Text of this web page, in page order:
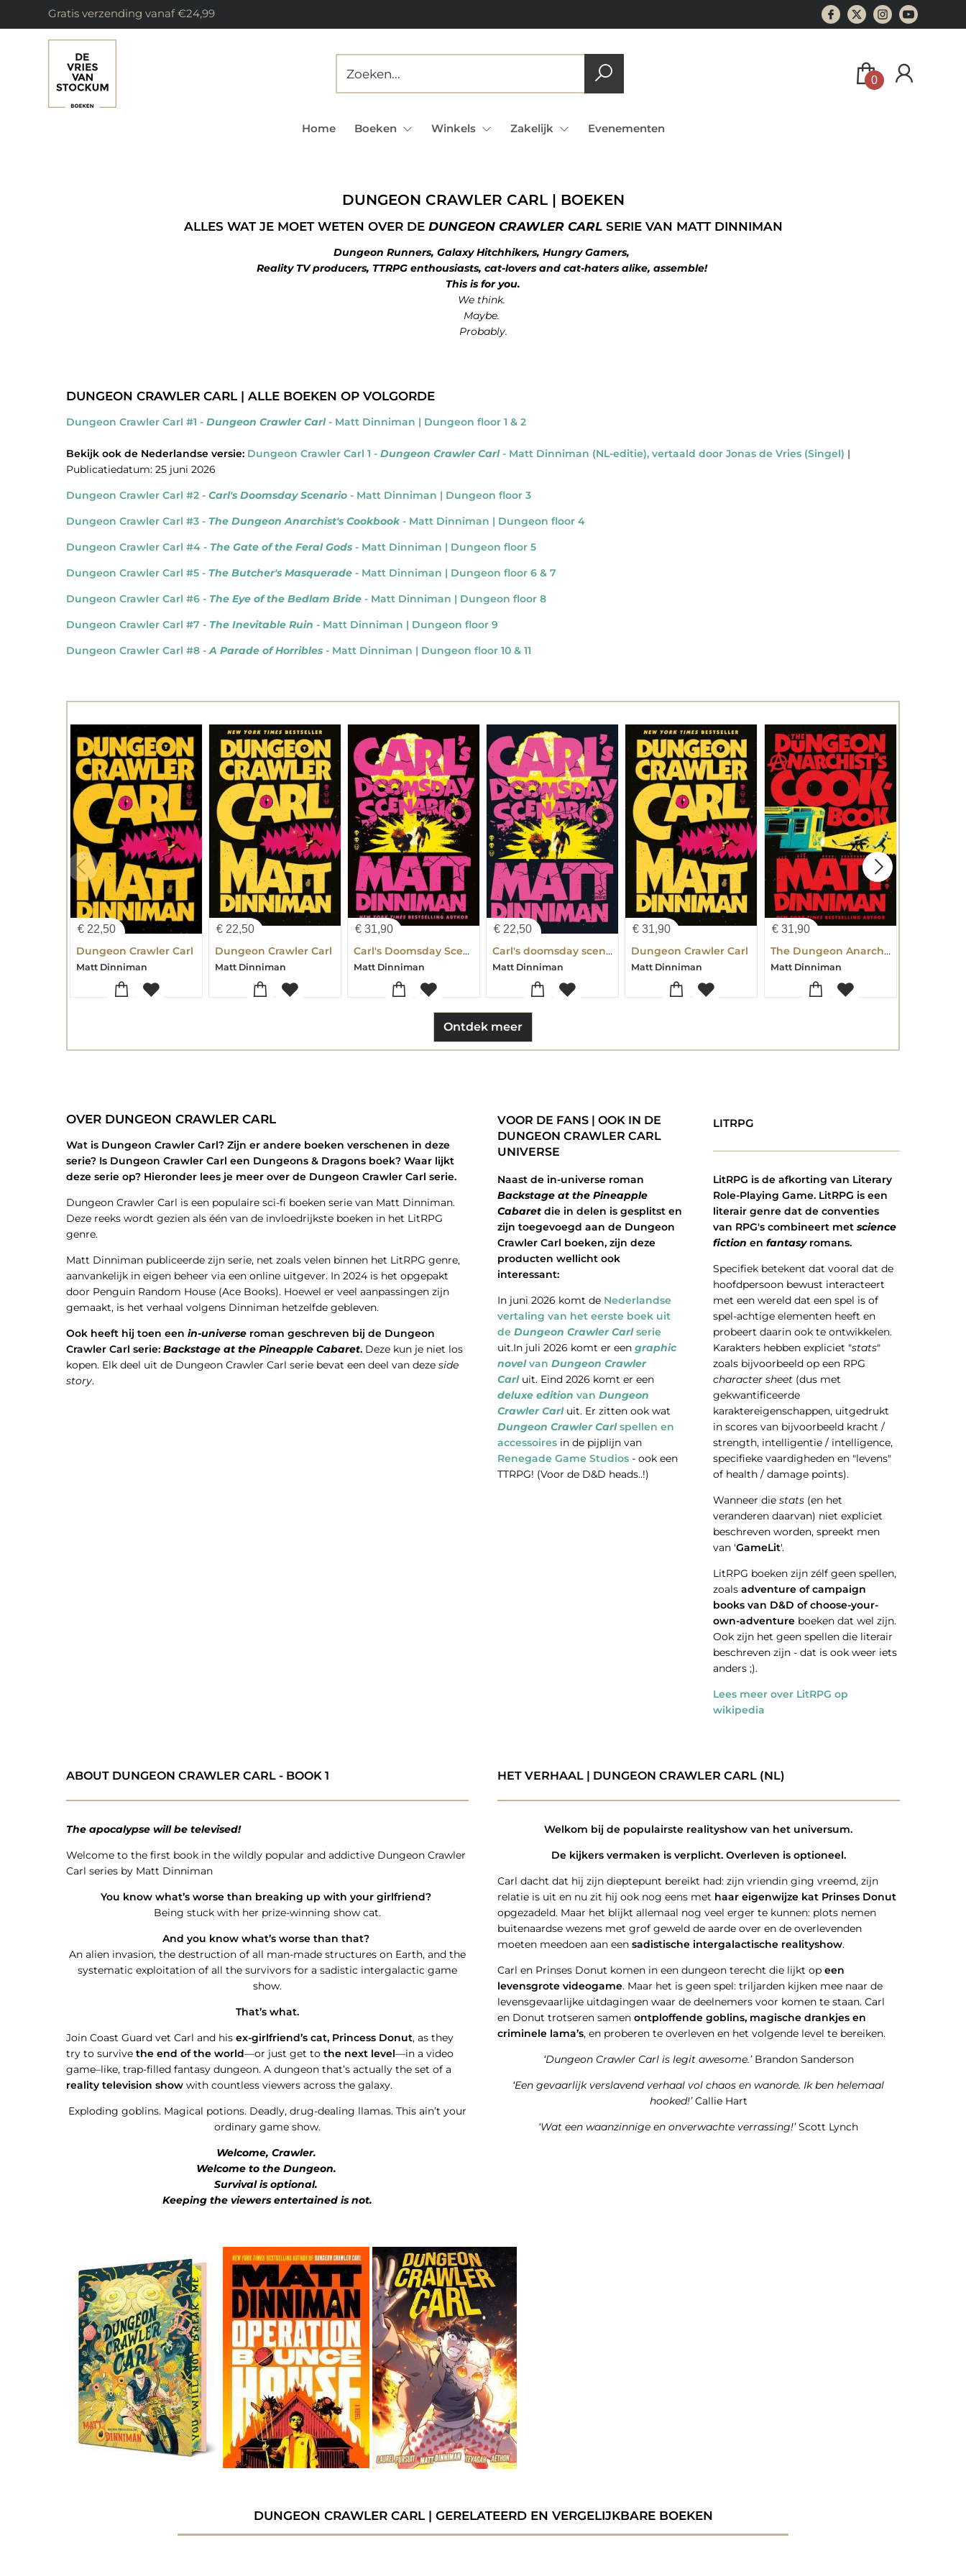
Gratis verzending vanaf €24,99
0
Home Boeken Winkels Zakelijk Evenementen
DUNGEON CRAWLER CARL | BOEKEN
ALLES WAT JE MOET WETEN OVER DE DUNGEON CRAWLER CARLSERIE VAN MATT DINNIMAN
Dungeon Runners, Galaxy Hitchhikers, Hungry Gamers,
Reality TV producers, TTRPG enthousiasts, cat-lovers and cat-haters alike, assemble!
This is for you.
We think.
Maybe.
Probably.
DUNGEON CRAWLER CARL | ALLE BOEKEN OP VOLGORDE
Dungeon Crawler Carl #1 -Dungeon Crawler Carl- Matt Dinniman | Dungeon floor 1 & 2
Bekijk ook de Nederlandse versie: Dungeon Crawler Carl 1 -Dungeon Crawler Carl- Matt Dinniman (NL-editie), vertaald door Jonas de Vries (Singel) |
Publicatiedatum: 25 juni 2026
Dungeon Crawler Carl #2 -Carl's Doomsday Scenario - Matt Dinniman | Dungeon floor 3
Dungeon Crawler Carl #3 - The Dungeon Anarchist's Cookbook- Matt Dinniman | Dungeon floor 4
Dungeon Crawler Carl #4 - The Gate of the Feral Gods - Matt Dinniman | Dungeon floor 5
Dungeon Crawler Carl #5 - The Butcher's Masquerade - Matt Dinniman | Dungeon floor 6 & 7
Dungeon Crawler Carl #6 - The Eye of the Bedlam Bride - Matt Dinniman | Dungeon floor 8
Dungeon Crawler Carl #7 - The Inevitable Ruin - Matt Dinniman | Dungeon floor 9
Dungeon Crawler Carl #8 -A Parade of Horribles - Matt Dinniman | Dungeon floor 10 & 11
€22,50
Dungeon Crawler Carl
Matt Dinniman
€22,50
Dungeon Crawler Carl
Matt Dinniman
€ 31,90
Carl's Doomsday Scenario
Matt Dinniman
€ 22,50
Carl's doomsday scenario
Matt Dinniman
€ 31,90
Dungeon Crawler Carl
Matt Dinniman
€31,90
The Dungeon Anarchist's Cookbook
Matt Dinniman
Ontdek meer
OVER DUNGEON CRAWLER CARL
Wat is Dungeon Crawler Carl? Zijn er andere boeken verschenen in deze
serie? Is Dungeon Crawler Carl een Dungeons & Dragons boek? Waar lijkt
deze serie op? Hieronder lees je meer over de Dungeon Crawler Carl serie.
Dungeon Crawler Carl is een populaire sci-fi boeken serie van Matt Dinniman.
Deze reeks wordt gezien als één van de invloedrijkste boeken in het LitRPG
genre.
Matt Dinniman publiceerde zijn serie, net zoals velen binnen het LitRPG genre,
aanvankelijk in eigen beheer via een online uitgever. In 2024 is het opgepakt
door Penguin Random House (Ace Books). Hoewel er veel aanpassingen zijn
gemaakt, is het verhaal volgens Dinniman hetzelfde gebleven.
Ook heeft hij toen eenin-universe roman geschreven bij de Dungeon
Crawler Carl serie:Backstage at the Pineapple Cabaret. Deze kun je niet los
kopen. Elk deel uit de Dungeon Crawler Carl serie bevat een deel van dezeside
story.
VOOR DE FANS | OOK IN DE
DUNGEON CRAWLER CARL
UNIVERSE
Naast de in-universe roman
Backstage at the Pineapple
Cabaret die in delen is gesplitst en
zijn toegevoegd aan de Dungeon
Crawler Carl boeken, zijn deze
producten wellicht ook
interessant:
In juni 2026 komt de Nederlandse
vertaling van het eerste boek uit
de Dungeon Crawler Carlserie
uit.In juli 2026 komt er een graphic
novelvan Dungeon Crawler
Carluit. Eind 2026 komt er een
deluxe edition van Dungeon
Crawler Carluit. Er zitten ook wat
Dungeon Crawler Carl spellen en
accessoires in de pijplijn van
Renegade Game Studios - ook een
TTRPG! (Voor de D&D heads..!)
LITRPG
LitRPG is de afkorting van Literary
Role-Playing Game. LitRPG is een
literair genre dat de conventies
van RPG's combineert met science
fiction en fantasyromans.
Specifiek betekent dat vooral dat de
hoofdpersoon bewust interacteert
met een wereld dat een spel is of
spel-achtige elementen heeft en
probeert daarin ook te ontwikkelen.
Karakters hebben expliciet "stats"
zoals bijvoorbeeld op een RPG
character sheet(dus met
gekwantificeerde
karaktereigenschappen, uitgedrukt
in scores van bijvoorbeeld kracht /
strength, intelligentie / intelligence,
specifieke vaardigheden en "levens"
of health / damage points).
Wanneer die stats(en het
veranderen daarvan) niet expliciet
beschreven worden, spreekt men
van 'GameLit'.
LitRPG boeken zijn zélf geen spellen,
zoals adventure of campaign
books van D&D of choose-your-
own-adventureboeken dat wel zijn.
Ook zijn het geen spellen die literair
beschreven zijn - dat is ook weer iets
anders ;).
Lees meer over LitRPG op
wikipedia
ABOUT DUNGEON CRAWLER CARL - BOOK 1
The apocalypse will be televised!
Welcome to the first book in the wildly popular and addictive Dungeon Crawler
Carl series by Matt Dinniman
You know what’s worse than breaking up with your girlfriend?
Being stuck with her prize-winning show cat.
And you know what’s worse than that?
An alien invasion, the destruction of all man-made structures on Earth, and the
systematic exploitation of all the survivors for a sadistic intergalactic game
show.
That’s what.
Join Coast Guard vet Carl and hisex-girlfriend’s cat, Princess Donut, as they
try to survive the end of the world—or just get tothe next level—in a video
game–like, trap-filled fantasy dungeon. A dungeon that’s actually the set of a
reality television show with countless viewers across the galaxy.
Exploding goblins. Magical potions. Deadly, drug-dealing llamas. This ain’t your
ordinary game show.
Welcome, Crawler.
Welcome to the Dungeon.
Survival is optional.
Keeping the viewers entertained is not.
HET VERHAAL | DUNGEON CRAWLER CARL (NL)
Welkom bij de populairste realityshow van het universum.
De kijkers vermaken is verplicht. Overleven is optioneel.
Carl dacht dat hij zijn dieptepunt bereikt had: zijn vriendin ging vreemd, zijn
relatie is uit en nu zit hij ook nog eens met haar eigenwijze kat Prinses Donut
opgezadeld. Maar het blijkt allemaal nog veel erger te kunnen: plots nemen
buitenaardse wezens met grof geweld de aarde over en de overlevenden
moeten meedoen aan een sadistische intergalactische realityshow.
Carl en Prinses Donut komen in een dungeon terecht die lijkt op een
levensgrote videogame. Maar het is geen spel: triljarden kijken mee naar de
levensgevaarlijke uitdagingen waar de deelnemers voor komen te staan. Carl
en Donut trotseren samen ontploffende goblins, magische drankjes en
criminele lama’s, en proberen te overleven en het volgende level te bereiken.
‘Dungeon Crawler Carlis legit awesome.’Brandon Sanderson
‘Een gevaarlijk verslavend verhaal vol chaos en wanorde. Ik ben helemaal
hooked!’Callie Hart
‘Wat een waanzinnige en onverwachte verrassing!’Scott Lynch
DUNGEON CRAWLER CARL | GERELATEERD EN VERGELIJKBARE BOEKEN